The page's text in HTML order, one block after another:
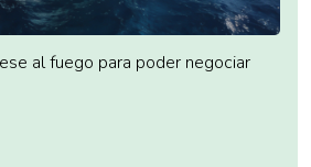
al fuego para poder negociar